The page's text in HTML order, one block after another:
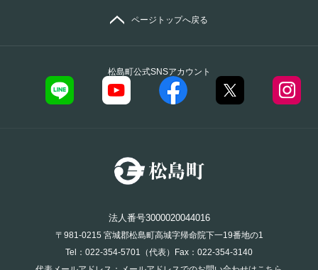
松島町公式SNSアカウント
ページトップへ戻る
法人番号3000020044016
〒981-0215 宮城郡松島町高城字帰命院下一19番地の1
Tel：022-354-5701（代表）Fax：022-354-3140